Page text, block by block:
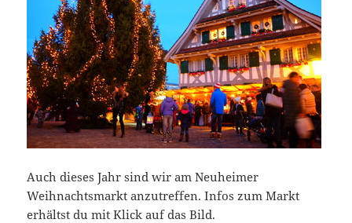
Auch dieses Jahr sind wir am Neuheimer
Weihnachtsmarkt anzutreffen. Infos zum Markt
erhältst du mit Klick auf das Bild.